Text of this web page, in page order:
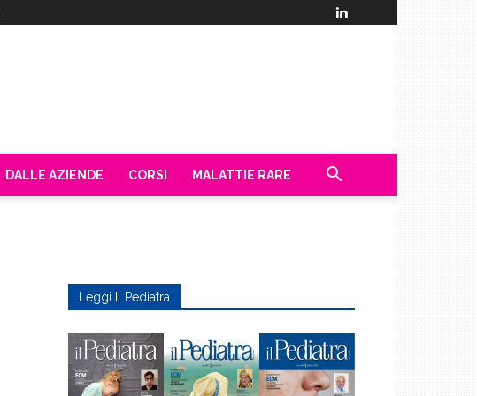
DALLE AZIENDE CORSI MALATTIE RARE
Leggi Il Pediatra